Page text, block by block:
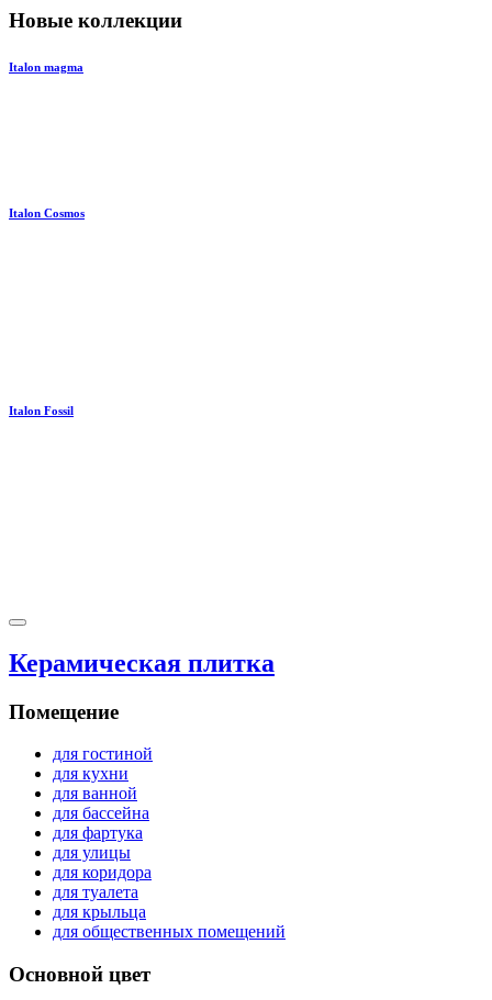
Новые коллекции
Italon magma
Italon Cosmos
Italon Fossil
Керамическая плитка
Помещение
для гостиной
для кухни
для ванной
для бассейна
для фартука
для улицы
для коридора
для туалета
для крыльца
для общественных помещений
Основной цвет